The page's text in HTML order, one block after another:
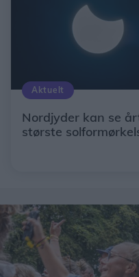
Nordjyder kan se
største